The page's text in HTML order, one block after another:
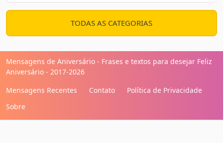
TODAS AS CATEGORIAS
Mensagens de Aniversário - Frases e textos para desejar Feliz
Aniversário - 2017-2026
Mensagens Recentes
Contato
Política de Privacidade
Sobre